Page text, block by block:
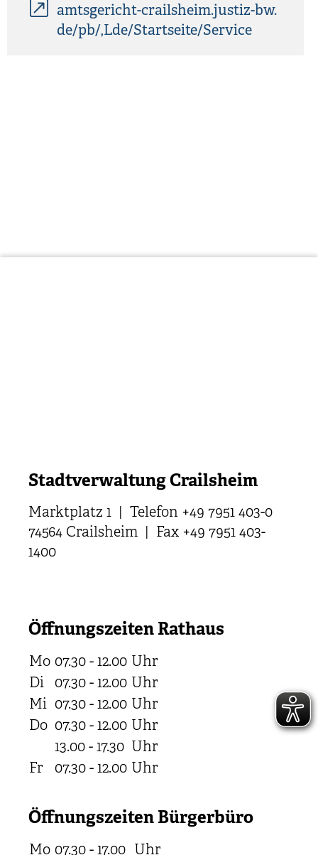
amtsgericht-crailsheim.justiz-bw.
de/pb/,Lde/Startseite/Service
Stadtverwaltung Crailsheim
Marktplatz 1 | Telefon +49 7951 403-0
74564 Crailsheim | Fax +49 7951 403-
1400
Öffnungszeiten Rathaus
Mo 07.30 - 12.00 Uhr
Di
07.30 - 12.00 Uhr
Mi 07.30 - 12.00 Uhr
Do 07.30 - 12.00 Uhr
13.00 - 17.30 Uhr
Fr
07.30 - 12.00 Uhr
Öffnungszeiten Bürgerbüro
Mo 07.30 - 17.00 Uhr